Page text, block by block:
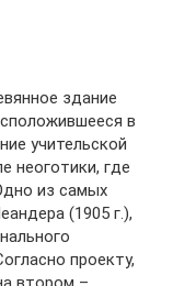
здание
в
учительской
неоготики, где
из самых
(1905 г.),
проекту,